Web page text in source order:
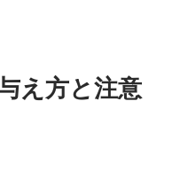
え方と注意